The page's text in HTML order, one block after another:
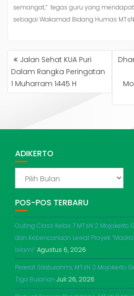
semangat,” tegas guru yang
sebagai Wakamad Bidang Humas
NAVIGASI
POSJalan Sehat KUA Puri
Dalam Rangka Peringatan
1 Muharram 1445 H
ADIKERTO
POS-POS TERBARU
Outing Class Kelas 7 MTsN 2 Mojokerto
dan Kebencanaan Lewat Proyek
Islami”Agustus 6, 2026
Pererat Silaturahmi, MTsN 2 Mojokerto
Tiga Bulanan Juli 26, 2026